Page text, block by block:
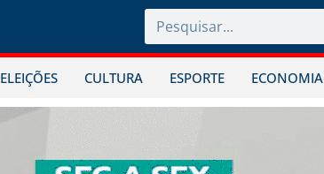
ELEIÇÕES CULTURA ESPORTE ECONOMIA